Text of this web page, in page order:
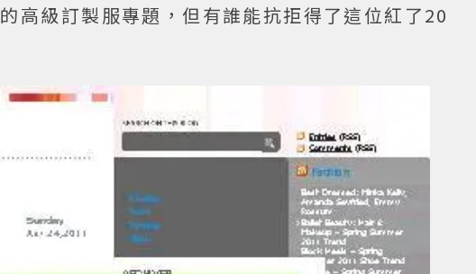
高級訂製服專題，但有誰能抗拒得了這位紅了20